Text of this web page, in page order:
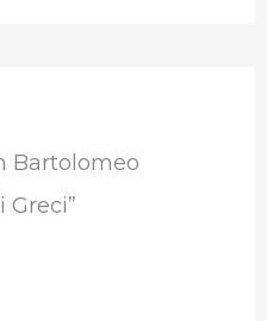
Bartolomeo
Greci”